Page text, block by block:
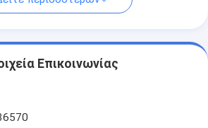
Επικοινωνίας